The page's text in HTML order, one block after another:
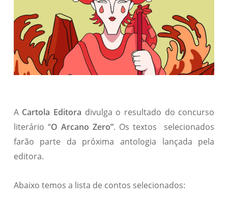
A Cartola Editora divulga o resultado do concurso
literário “O Arcano Zero”. Os textos selecionados
farão parte da próxima antologia lançada pela
editora.
Abaixo temos a lista de contos selecionados: